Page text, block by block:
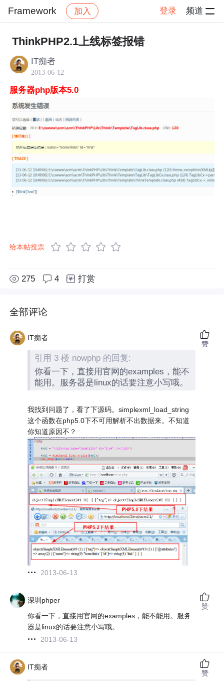
Framework 加入 登录 频道
社区 Framework 帖子详情
ThinkPHP2.1上线标签报错
IT痴者
2013-06-12
服务器php版本5.0
给本帖投票
275 4 打赏
全部评论
IT痴者
引用 3 楼 nowphp 的回复:
你看一下，直接用官网的examples，能不
能用。服务器是linux的话要注意小写哦。
我找到问题了，看了下源码。simplexml_load_string
这个函数在php5.0下不可用解析不出数据来。不知道
你知道原因不？
2013-06-13
赞
深圳phper
你看一下，直接用官网的examples，能不能用。服务
器是linux的话要注意小写哦。
2013-06-13
赞
IT痴者
赞